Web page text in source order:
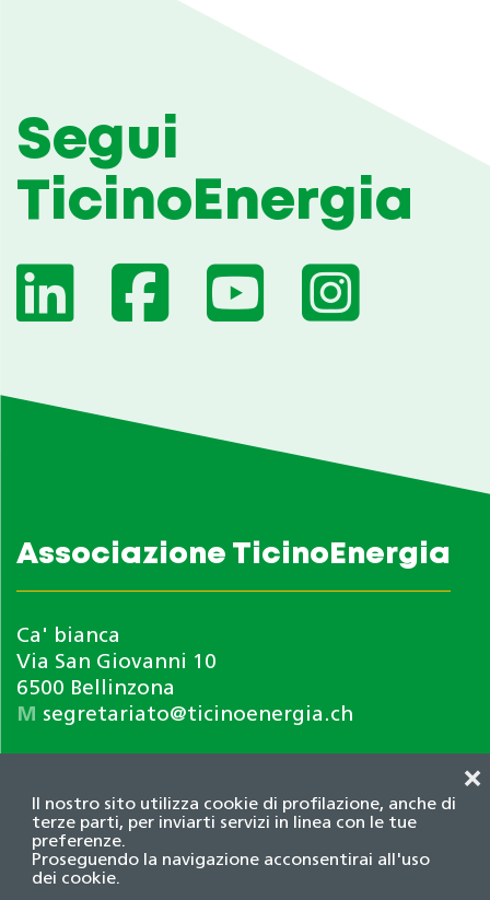
Il nostro sito utilizza cookie di profilazione, anche di
terze parti, per inviarti servizi in linea con le tue
preferenze.
Proseguendo la navigazione acconsentirai all'uso
dei cookie.
❌
Segui
TicinoEnergia
Associazione TicinoEnergia
Ca' bianca
Via San Giovanni 10
6500 Bellinzona
M segretariato@ticinoenergia.ch
Informativa privacy